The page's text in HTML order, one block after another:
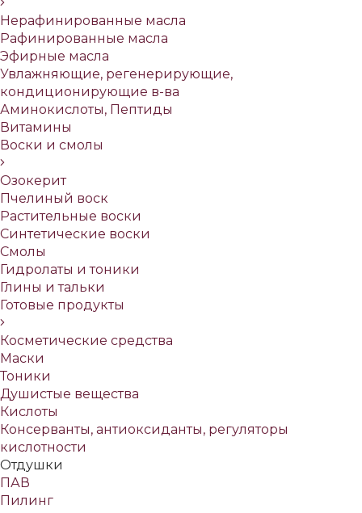
Нерафинированные масла
Рафинированные масла
Эфирные масла
Увлажняющие, регенерирующие,
кондиционирующие в-ва
Аминокислоты, Пептиды
Витамины
Воски и смолы
Озокерит
Пчелиный воск
Растительные воски
Синтетические воски
Смолы
Гидролаты и тоники
Глины и тальки
Готовые продукты
Косметические средства
Маски
Тоники
Душистые вещества
Кислоты
Консерванты, антиоксиданты, регуляторы
кислотности
Отдушки
ПАВ
Пилинг